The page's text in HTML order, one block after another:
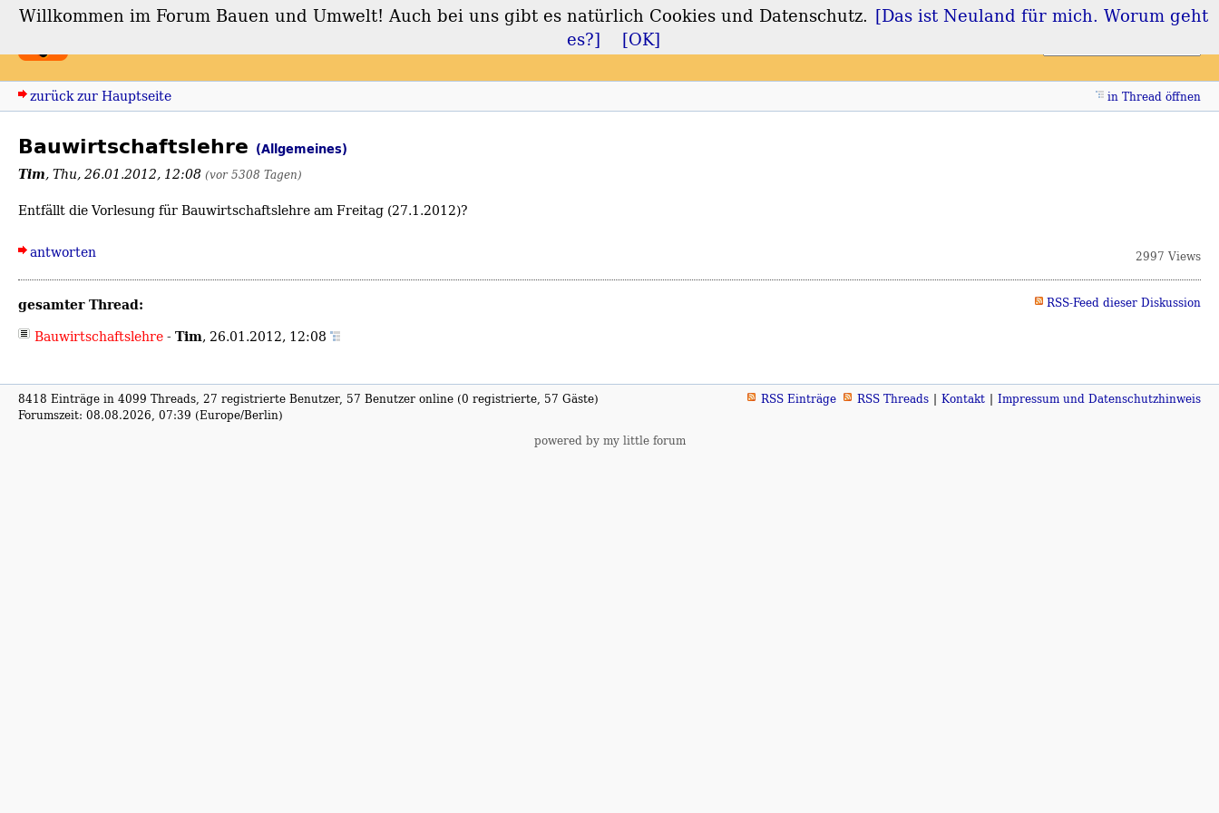
Forum Bauen und Umwelt Login Registrieren
zurück zur Hauptseite in Thread öffnen
Bauwirtschaftslehre (Allgemeines)
Tim,Thu, 26.01.2012, 12:08 (vor 5308 Tagen)
Entfällt die Vorlesung für Bauwirtschaftslehre am Freitag (27.1.2012)?
antworten 2997 Views
gesamter Thread: RSS-Feed dieser Diskussion
Bauwirtschaftslehre- Tim, 26.01.2012, 12:08
8418 Einträge in 4099 Threads, 27 registrierte Benutzer, 57 Benutzer online (0 registrierte, 57 Gäste)
Forumszeit: 08.08.2026, 07:39 (Europe/Berlin)
RSS Einträge RSS Threads Kontakt Impressum und Datenschutzhinweis
powered by my little forum
Willkommen im Forum Bauen und Umwelt! Auch bei uns gibt es natürlich Cookies und Datenschutz. [Das ist Neuland für mich. Worum geht
es?]
[OK]